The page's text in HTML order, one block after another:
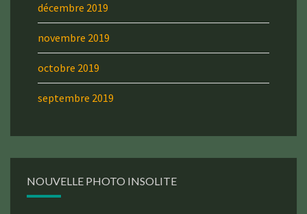
décembre 2019
novembre 2019
octobre 2019
septembre 2019
NOUVELLE PHOTO INSOLITE